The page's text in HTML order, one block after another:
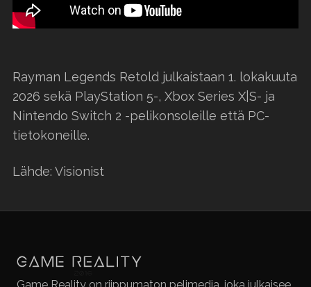
Rayman Legends Retold julkaistaan 1. lokakuuta
2026 sekä PlayStation 5-, Xbox Series X|S- ja
Nintendo Switch 2 -pelikonsoleille että PC-
tietokoneille.
Lähde: Visionist
Game Reality on riippumaton pelimedia, joka julkaisee